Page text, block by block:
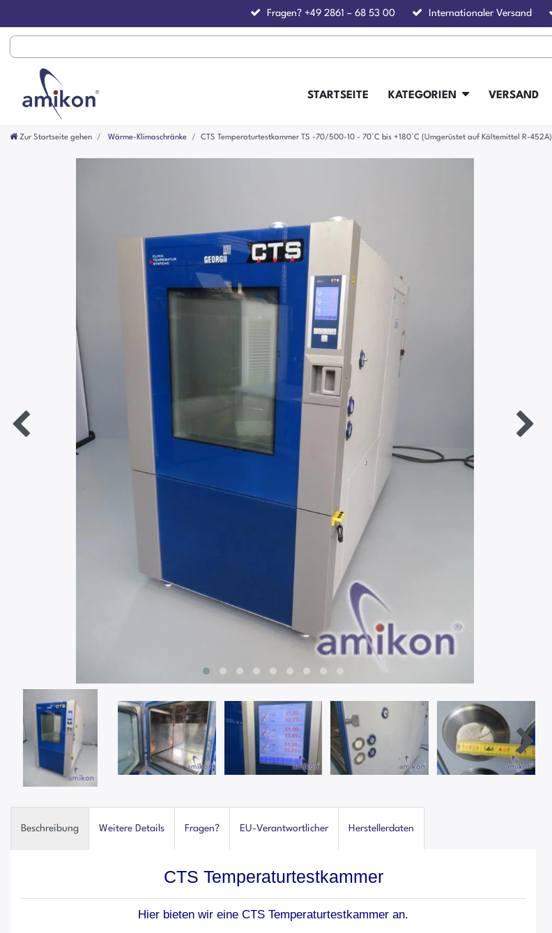
Fragen? +49 2861 – 68 53 00 Internationaler Versand
STARTSEITE KATEGORIEN VERSAND
Zur Startseite gehen Wärme-Klimaschränke CTS Temperaturtestkammer TS -70/500-10 - 70°C bis +180°C (Umgerüstet auf Kältemittel R-452A)
Beschreibung Weitere Details Fragen? EU-Verantwortlicher Herstellerdaten
CTS Temperaturtestkammer
Hier bieten wir eine CTS Temperaturtestkammer an.